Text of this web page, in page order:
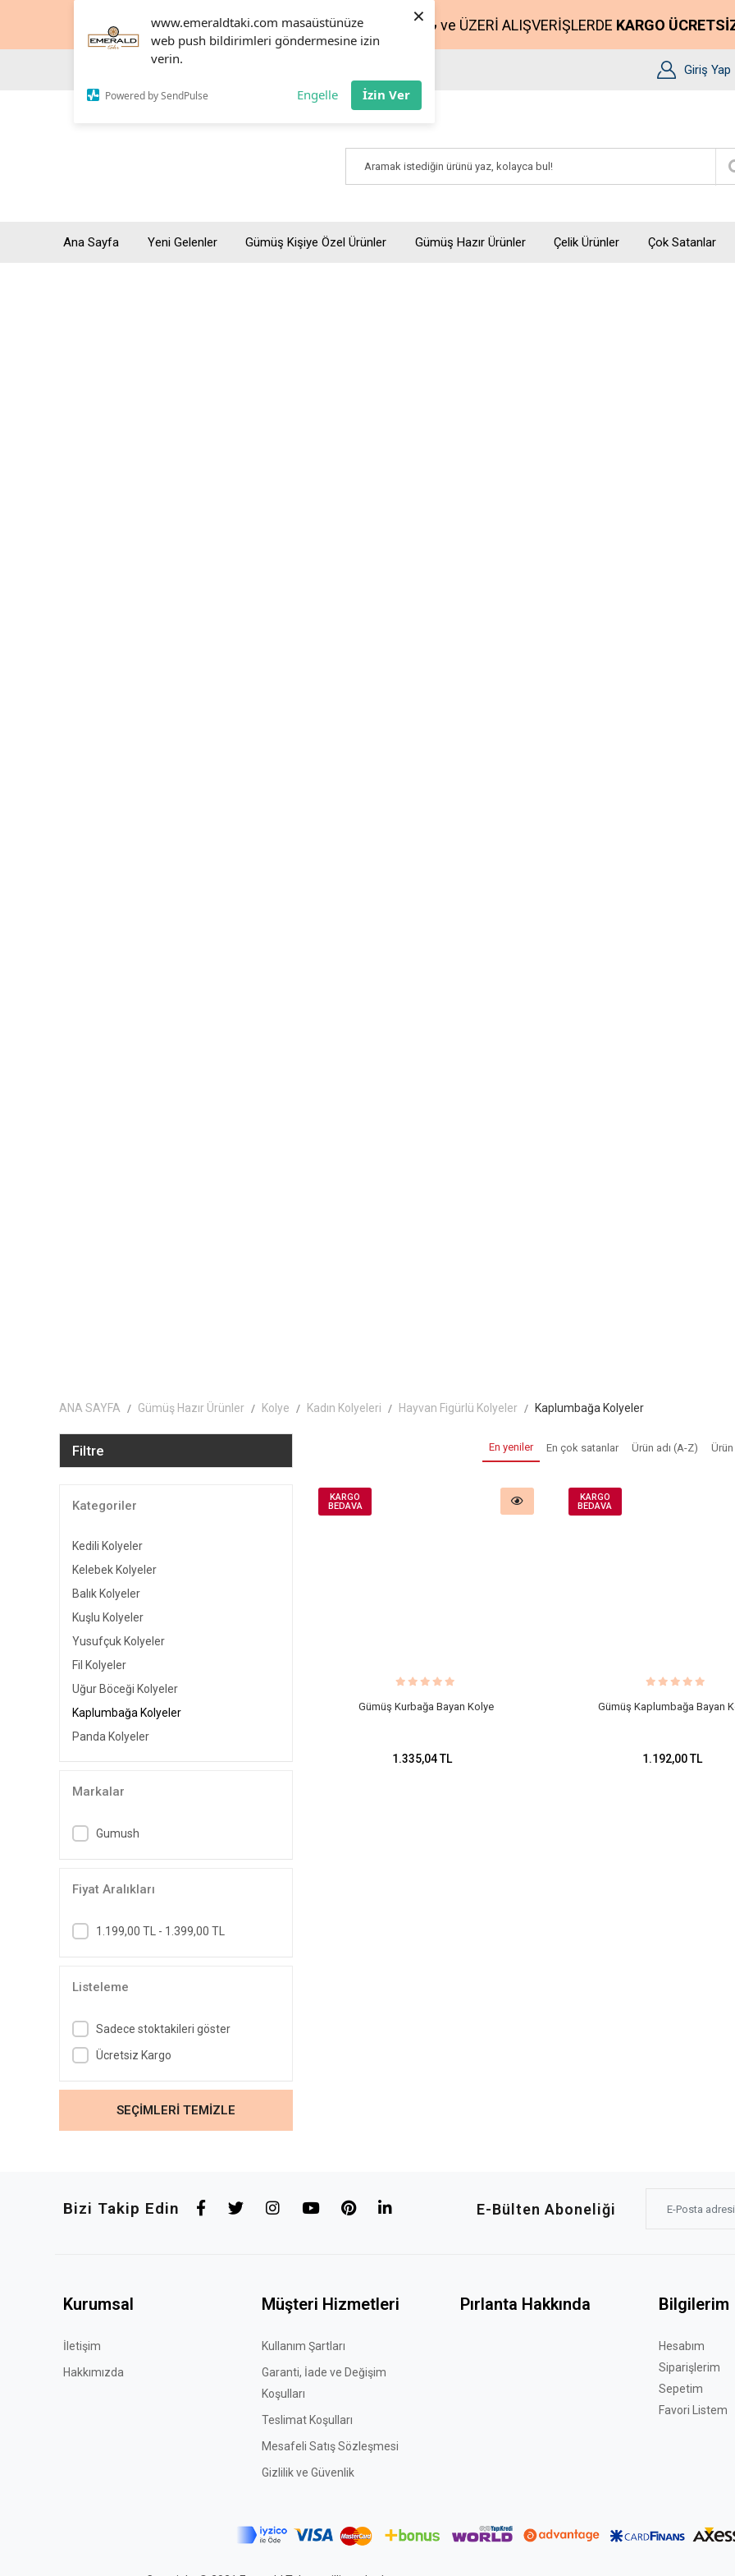
www.emeraldtaki.com masaüstünüze
web push bildirimleri göndermesine izin
verin.
Powered by SendPulse Engelle İzin Ver
×
2500₺ ve ÜZERİ ALIŞVERİŞLERDE KARGO
Giriş Yap
Ana Sayfa Yeni Gelenler Gümüş Kişiye Özel Ürünler Gümüş Hazır Ürünler Çelik Ürünler Çok Satanlar
ANA SAYFA Gümüş Hazır Ürünler Kolye Kadın Kolyeleri Hayvan Figürlü Kolyeler Kaplumbağa Kolyeler
Filtre
Kategoriler
Kedili Kolyeler
Kelebek Kolyeler
Balık Kolyeler
Kuşlu Kolyeler
Yusufçuk Kolyeler
Fil Kolyeler
Uğur Böceği Kolyeler
Kaplumbağa Kolyeler
Panda Kolyeler
Markalar
Gumush
Fiyat Aralıkları
1.199,00 TL - 1.399,00 TL
Listeleme
Sadece stoktakileri göster
Ücretsiz Kargo
SEÇİMLERİ TEMİZLE
En yeniler En çok satanlar Ürün adı (A-Z) Ürün
KARGO
BEDAVA
Gümüş Kurbağa Bayan Kolye
1.335,04 TL
KARGO
BEDAVA
Gümüş Kaplumbağa Bayan
1.192,00 TL
Bizi Takip Edin E-Bülten Aboneliği
Kurumsal
İletişim
Hakkımızda
Müşteri Hizmetleri
Kullanım Şartları
Garanti, İade ve Değişim
Koşulları
Teslimat Koşulları
Mesafeli Satış Sözleşmesi
Gizlilik ve Güvenlik
Pırlanta Hakkında Bilgilerim
Hesabım
Siparişlerim
Sepetim
Favori Listem